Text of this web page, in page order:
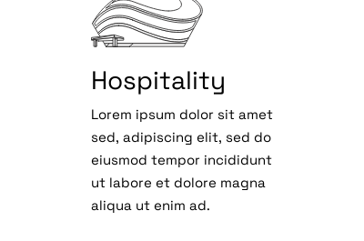
Hospitality
Lorem ipsum dolor sit amet
sed, adipiscing elit, sed do
eiusmod tempor incididunt
ut labore et dolore magna
aliqua ut enim ad.